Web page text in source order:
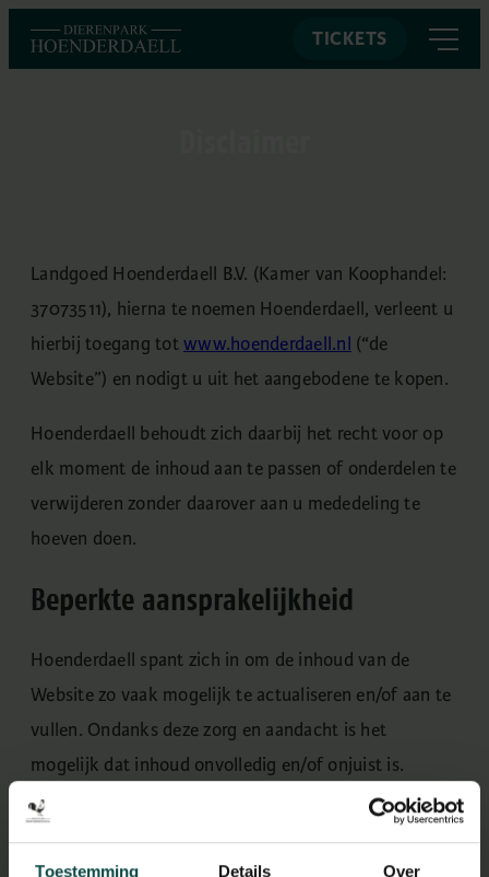
Toestemming Details Over
TICKETS
Landgoed Hoenderdaell B.V. (Kamer van Koophandel:
37073511), hierna te noemen Hoenderdaell, verleent u
hierbij toegang totwww.hoenderdaell.nl (“de
Website”) en nodigt u uit het aangebodene te kopen.
Hoenderdaell behoudt zich daarbij het recht voor op
elk moment de inhoud aan te passen of onderdelen te
verwijderen zonder daarover aan u mededeling te
hoeven doen.
Beperkte aansprakelijkheid
Hoenderdaell spant zich in om de inhoud van de
Website zo vaak mogelijk te actualiseren en/of aan te
vullen. Ondanks deze zorg en aandacht is het
mogelijk dat inhoud onvolledig en/of onjuist is.
De op de Website aangeboden materialen worden